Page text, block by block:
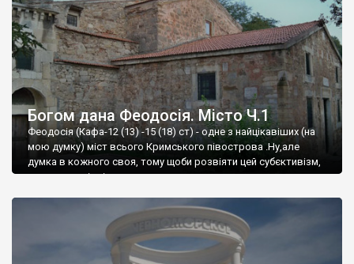
Богом дана Феодосія. Місто Ч.1
Феодосія (Кафа-12 (13) -15 (18) ст) - одне з найцікавіших (на
мою думку) міст всього Кримського півострова .Ну,але
думка в кожного своя, тому щоби розвіяти цей субєктивізм,
запрошую відвідати це